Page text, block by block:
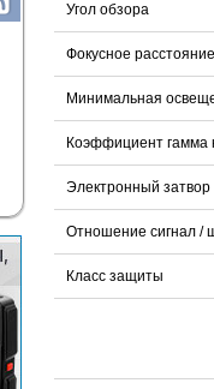
Угол обзора
Фокусное расстояние
Минимальная
Коэффициент гамма
Электронный затвор
Отношение сигнал /
Класс защиты